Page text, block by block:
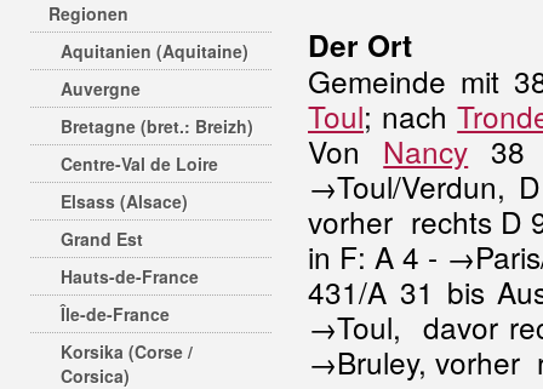
Regionen
Aquitanien (Aquitaine)
Auvergne
Bretagne (bret.: Breizh)
Centre-Val de Loire
Elsass (Alsace)
Grand Est
Hauts-de-France
Île-de-France
Korsika (Corse /
Corsica)
Der Ort
Gemeinde mit
Toul; nach
Von Nancy
→Toul/Verdun,
vorher rechts D
in F: A 4 -
431/A 31 bis
→Toul, davor
→Bruley, vorher